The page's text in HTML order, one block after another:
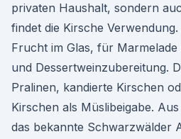
privaten Haushalt, sondern
findet die Kirsche
Frucht im Glas, für
und Dessertweinzubereitung.
Pralinen, kandierte Kirschen
Kirschen als Müslibeigabe.
das bekannte Schwarzwälder